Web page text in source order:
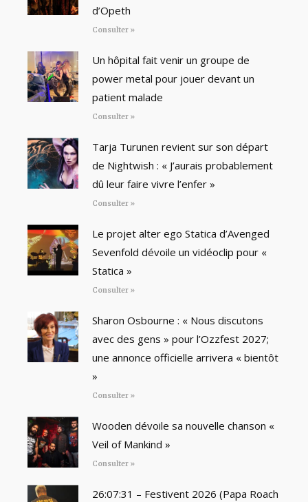
d’Opeth
Consulter »
Un hôpital fait venir un groupe de
power metal pour jouer devant un
patient malade
Consulter »
Tarja Turunen revient sur son départ
de Nightwish : « J’aurais probablement
dû leur faire vivre l’enfer »
Consulter »
Le projet alter ego Statica d’Avenged
Sevenfold dévoile un vidéoclip pour «
Statica »
Consulter »
Sharon Osbourne : « Nous discutons
avec des gens » pour l’Ozzfest 2027;
une annonce officielle arrivera « bientôt
»
Consulter »
Wooden dévoile sa nouvelle chanson «
Veil of Mankind »
Consulter »
26:07:31 – Festivent 2026 (Papa Roach